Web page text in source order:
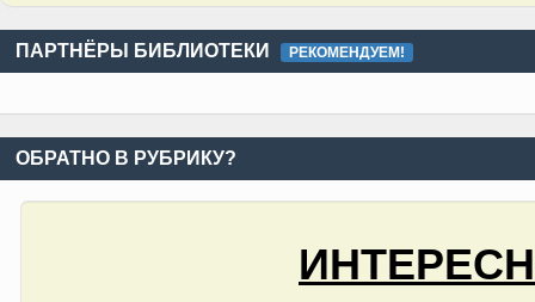
ПАРТНЁРЫ БИБЛИОТЕКИ РЕКОМЕНДУЕМ!
ОБРАТНО В РУБРИКУ?